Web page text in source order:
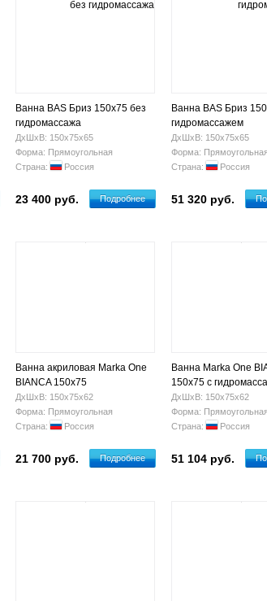
Ванна BАS Бриз 150х75 без
гидромассажа
ДхШхВ: 150х75х65
Форма: Прямоугольная
Страна:
Россия
23 400 руб. Подробнее
Ванна BAS Бриз
гидромассажем
ДхШхВ: 150х75х65
Форма: Прямоугольная
Страна:
Россия
51 320 руб.
Ванна акриловая Marka One
BIANCA 150x75
ДхШхВ: 150х75х62
Форма: Прямоугольная
Страна:
Россия
21 700 руб. Подробнее
Ванна Marka One
150x75 с
ДхШхВ: 150х75х62
Форма: Прямоугольная
Страна:
Россия
51 104 руб.